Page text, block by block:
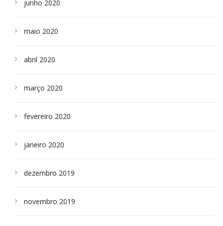
junho 2020
maio 2020
abril 2020
março 2020
fevereiro 2020
janeiro 2020
dezembro 2019
novembro 2019